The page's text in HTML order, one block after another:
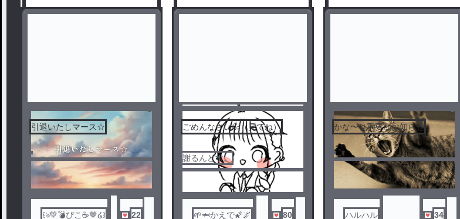
1 2 3
引退いたしマース☆
꒰ঌ‪💚💣ぴこ☕🤎໒꒱ 22
ごめんなさい💦（見てね）
謝るんどす。
🌱🦈かえで🌠🌌 80
かな〜り重要なお知らせ
ハルハル 34